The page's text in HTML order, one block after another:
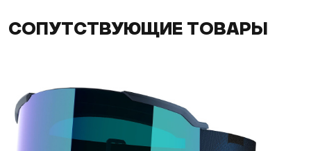
СОПУТСТВУЮЩИЕ ТОВАРЫ